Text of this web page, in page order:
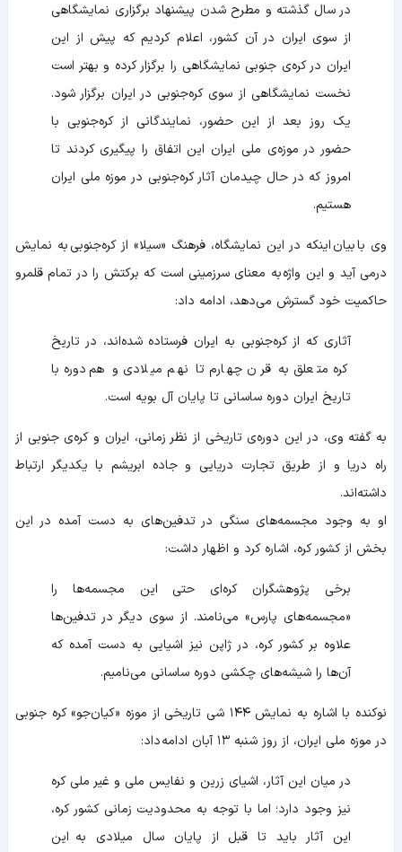
در سال گذشته و مطرح شدن پیشنهاد برگزاری نمایشگاهی
از سوی ایران در آن کشور، اعلام کردیم که پیش از این
ایران در کره‌ی جنوبی نمایشگاهی را برگزار کرده و بهتر است
نخست نمایشگاهی از سوی کره‌جنوبی در ایران برگزار شود.
یک روز بعد از این حضور، نمایندگانی از کره‌جنوبی با
حضور در موزه‌ی ملی ایران این اتفاق را پیگیری کردند تا
امروز که در حال چیدمان آثار کره‌جنوبی در موزه ملی ایران
هستیم.
وی با بیان اینکه در این نمایشگاه، فرهنگ «سیلا» از کره‌جنوبی به نمایش
درمی آید و این واژه به معنای سرزمینی است که برکتش را در تمام قلمرو
حاکمیت خود گسترش می‌دهد، ادامه داد:
آثاری که از کره‌جنوبی به ایران فرستاده شده‌اند، در تاریخ
کره متعلق به قرن چهارم تا نهم میلادی و هم‌دوره با
تاریخ ایران دوره ساسانی تا پایان آل بویه است.
به گفته‌ وی، در این دوره‌ی تاریخی از نظر زمانی، ایران و کره‌ی جنوبی از
راه دریا و از طریق تجارت دریایی و جاده ابریشم با یکدیگر ارتباط
داشته‌اند.
او به وجود مجسمه‌های سنگی در تدفین‌های به دست آمده در این
بخش از کشور کره، اشاره کرد و اظهار داشت:
برخی پژوهشگران کره‌ای حتی این مجسمه‌ها را
«مجسمه‌های پارس» می‌نامند. از سوی دیگر در تدفین‌ها
علاوه بر کشور کره، در ژاپن نیز اشیایی به دست آمده که
آن‌ها را شیشه‌های چکشی دوره ساسانی می‌نامیم.
نوکنده با اشاره به نمایش ۱۴۴ شی تاریخی از موزه «کیان‌جو» کره جنوبی
در موزه ملی ایران، از روز شنبه ۱۳ آبان ادامه داد:
در میان این آثار، اشیای زرین و نفایس ملی و غیر ملی کره
نیز وجود دارد؛ اما با توجه به محدودیت زمانی کشور کره،
این آثار باید تا قبل از پایان سال میلادی به این